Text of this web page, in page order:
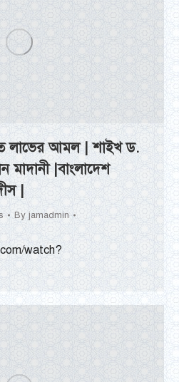
লাভের আমল | শাইখ ড.
মাদানী |বাংলাদেশ
|
By jamadmin
watch?